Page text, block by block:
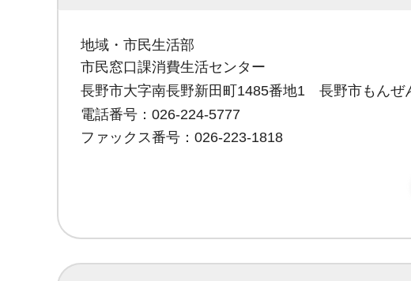
地域・市民生活部
市民窓口課消費生活センター
長野市大字南長野新田町1485番地1 長野市もんぜ
電話番号：026-224-5777
ファックス番号：026-223-1818